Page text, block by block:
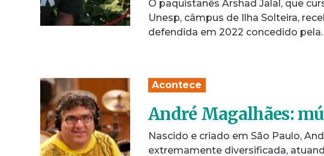
O paquistanês Arshad Jalal, que
Unesp, câmpus de Ilha Solteira,
defendida em 2022 concedido
Acontece
André Magalhães:
Nascido e criado em São Paulo,
extremamente diversificada,